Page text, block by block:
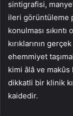
sintigrafisi,
ileri görüntüleme
konulması
kırıklarının
ehemmiyet
kimi âlâ ve
dikkatli bir klinik
kaidedir.